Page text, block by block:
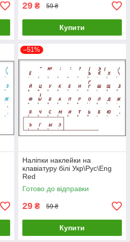
29 ₴ 59 ₴
Купити
–51%
Наліпки наклейки на
клавіатуру білі Укр\Рус\Eng
Red
Готово до відправки
29 ₴ 59 ₴
Купити